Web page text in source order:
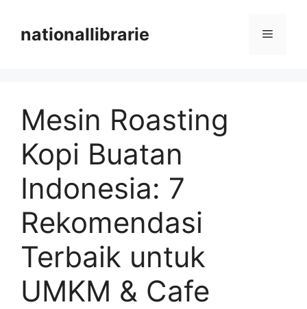
contentnationallibrarie Menu
Mesin Roasting
Kopi Buatan
Indonesia: 7
Rekomendasi
Terbaik untuk
UMKM & Cafe